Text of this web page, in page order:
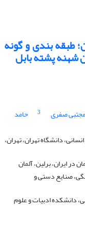
طبقه بندی و گونه
شهنه پشته بابل
مجتبی صفری 3 حامد
دانشگاه تهران، تهران،
ایران، برلین، آلمان
صنایع دستی و
دانشکده ادبیات و علوم